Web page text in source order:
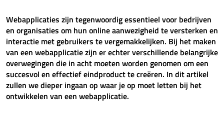
Webapplicaties zijn tegenwoordig essentieel voor bedrijven
en organisaties om hun online aanwezigheid te versterken en
interactie met gebruikers te vergemakkelijken. Bij het maken
van een webapplicatie zijn er echter verschillende belangrijke
overwegingen die in acht moeten worden genomen om een
succesvol en effectief eindproduct te creëren. In dit artikel
zullen we dieper ingaan op waar je op moet letten bij het
ontwikkelen van een webapplicatie.